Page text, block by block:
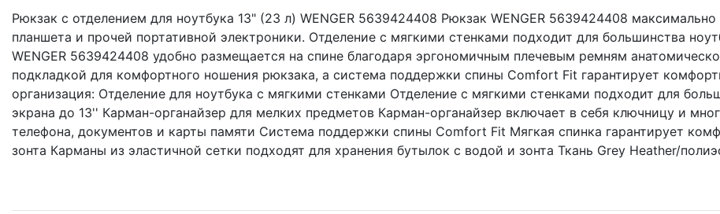
Рюкзак с отделением для ноутбука 13" (23 л) WENGER 5639424408 Рюкзак WENGER 5639424408
планшета и прочей портативной электроники. Отделение с мягкими стенками подходит для большинства
WENGER 5639424408 удобно размещается на спине благодаря эргономичным плечевым ремням
подкладкой для комфортного ношения рюкзака, а система поддержки спины Comfort Fit гарантирует
организация: Отделение для ноутбука с мягкими стенками Отделение с мягкими стенками подходит для
экрана до 13'' Карман-органайзер для мелких предметов Карман-органайзер включает в себя ключницу и
телефона, документов и карты памяти Система поддержки спины Comfort Fit Мягкая спинка гарантирует
зонта Карманы из эластичной сетки подходят для хранения бутылок с водой и зонта Ткань Grey Heather/